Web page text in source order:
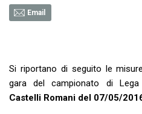
Email
Si riportano di seguito le
gara del campionato di Lega
Castelli Romani del 07/05/